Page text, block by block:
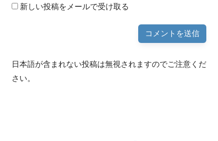
新しい投稿をメールで受け取る
日本語が含まれない投稿は無視されますのでご注意くだ
さい。